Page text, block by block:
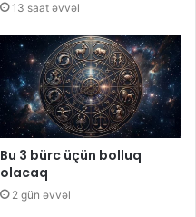
13 saat əvvəl
Bu 3 bürc üçün bolluq
olacaq
2 gün əvvəl